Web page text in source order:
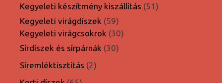
termék
Kegyeleti készítmény kiszállítás 5151
Kegyeleti virágdíszek 5959
termék
Kegyeleti virágcsokrok 3030
Sírdíszek és sírpárnák 3030
Síremléktisztítás 22